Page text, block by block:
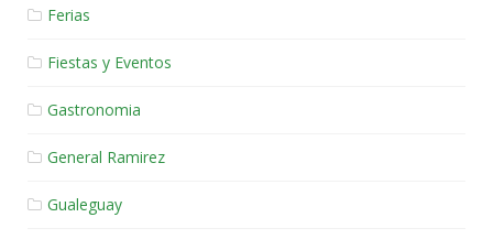
Ferias
Fiestas y Eventos
Gastronomia
General Ramirez
Gualeguay